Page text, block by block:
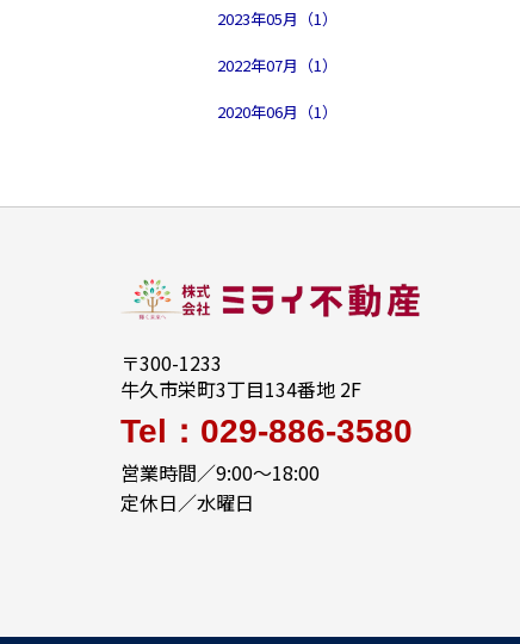
2023年05月（1）
2022年07月（1）
2020年06月（1）
〒300-1233
牛久市栄町3丁目134番地 2F
Tel：029-886-3580
営業時間／9:00～18:00
定休日／水曜日